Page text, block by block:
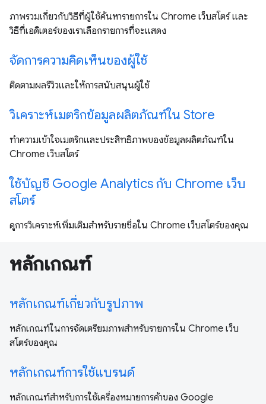
ภาพรวมเกี่ยวกับวิธีที่ผู้ใช้ค้นหารายการใน Chrome เว็บสโตร์ และ
วิธีที่เอดิเตอร์ของเราเลือกรายการที่จะแสดง
จัดการความคิดเห็นของผู้ใช้
ติดตามผลรีวิวและให้การสนับสนุนผู้ใช้
วิเคราะห์เมตริกข้อมูลผลิตภัณฑ์ใน Store
ทำความเข้าใจเมตริกและประสิทธิภาพของข้อมูลผลิตภัณฑ์ใน
Chrome เว็บสโตร์
ใช้บัญชี Google Analytics กับ Chrome เว็บ
สโตร์
ดูการวิเคราะห์เพิ่มเติมสำหรับรายชื่อใน Chrome เว็บสโตร์ของคุณ
หลักเกณฑ์
หลักเกณฑ์เกี่ยวกับรูปภาพ
หลักเกณฑ์ในการจัดเตรียมภาพสำหรับรายการใน Chrome เว็บ
สโตร์ของคุณ
หลักเกณฑ์การใช้แบรนด์
หลักเกณฑ์สำหรับการใช้เครื่องหมายการค้าของ Google